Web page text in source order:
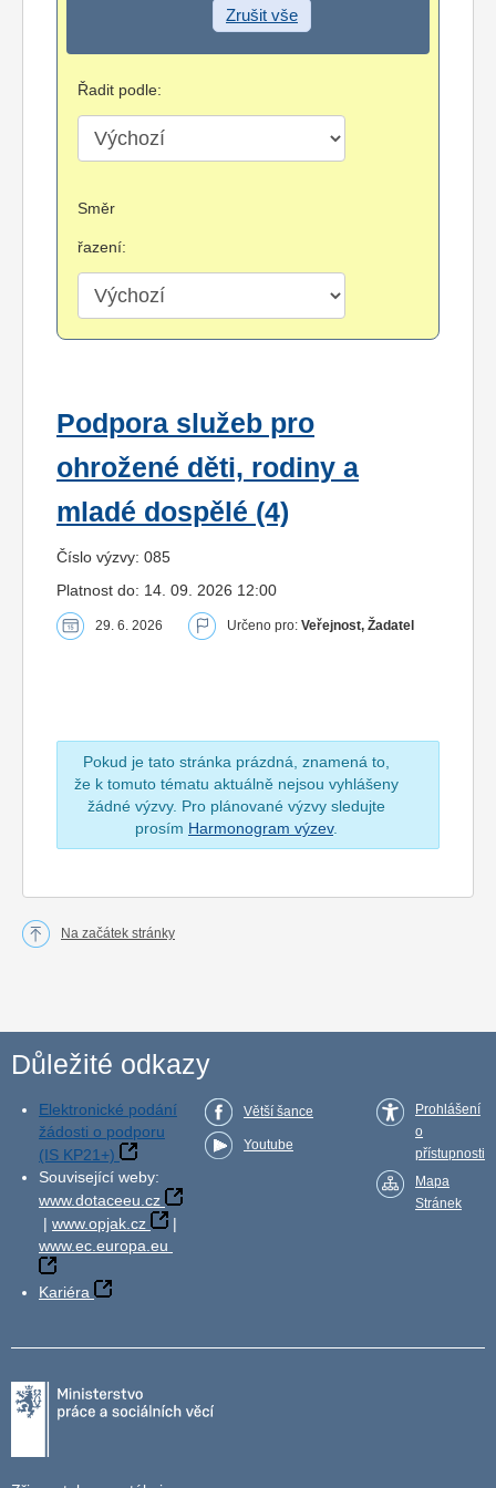
Zrušit vše
Řadit podle:
Směr
řazení:
Podpora služeb pro
ohrožené děti, rodiny a
mladé dospělé (4)
Číslo výzvy: 085
Platnost do: 14. 09. 2026 12:00
29. 6. 2026 Určeno pro: Veřejnost, Žadatel
Pokud je tato stránka prázdná, znamená to,
že k tomuto tématu aktuálně nejsou vyhlášeny
žádné výzvy. Pro plánované výzvy sledujte
prosím Harmonogram výzev.
Na začátek stránky
Důležité odkazy
Elektronické podání
žádosti o podporu
(IS KP21+)
Související weby:
www.dotaceeu.cz
| www.opjak.cz
|
www.ec.europa.eu
Kariéra
Větší šance
Youtube
Prohlášení
o
přístupnosti
Mapa
Stránek